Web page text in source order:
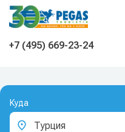
На главную
+7 (495) 669-23-24
Куда
Турция